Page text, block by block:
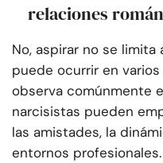
relaciones
No, aspirar no se limita
puede ocurrir en
observa comúnmente
narcisistas pueden
las amistades, la
entornos profesionales.